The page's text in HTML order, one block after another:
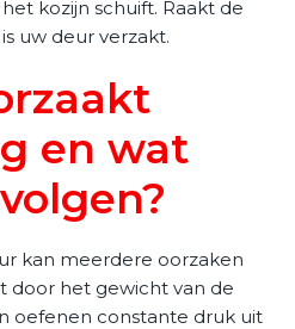
kozijn schuift. Raakt de
uw deur verzakt.
en wat
kan meerdere oorzaken
door het gewicht van de
oefenen constante druk uit